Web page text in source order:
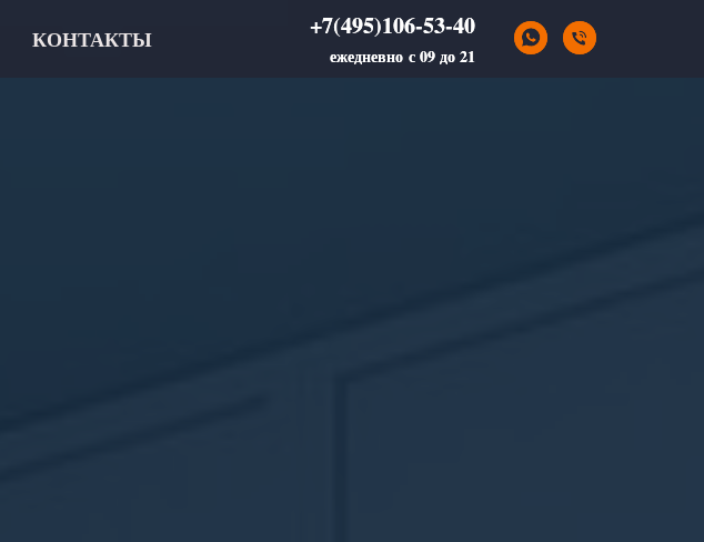
КОНТАКТЫ +7(495)106-53-40
ежедневно с 09 до 21
+7(495)106-53-40
ежедневно с 09 до 21